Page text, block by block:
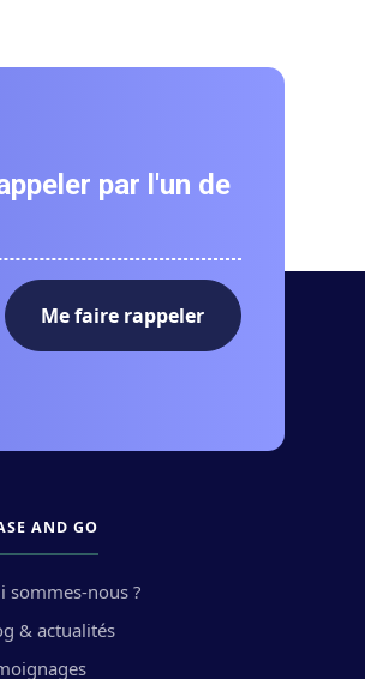
par l'un de
AND GO
sommes-nous ?
& actualités